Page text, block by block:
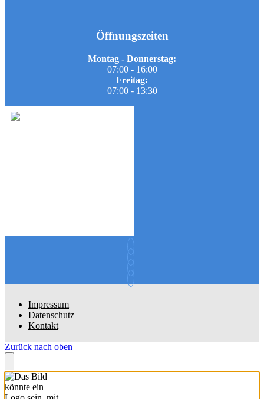
Öffnungszeiten
Montag - Donnerstag:
07:00 - 16:00
Freitag:
07:00 - 13:30
Impressum
Datenschutz
Kontakt
Zurück nach oben